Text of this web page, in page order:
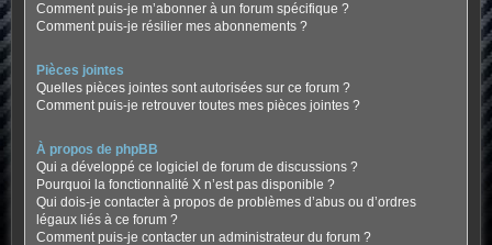
Comment puis-je m’abonner à un forum spécifique ?
Comment puis-je résilier mes abonnements ?
Pièces jointes
Quelles pièces jointes sont autorisées sur ce forum ?
Comment puis-je retrouver toutes mes pièces jointes ?
À propos de phpBB
Qui a développé ce logiciel de forum de discussions ?
Pourquoi la fonctionnalité X n’est pas disponible ?
Qui dois-je contacter à propos de problèmes d’abus ou d’ordres
légaux liés à ce forum ?
Comment puis-je contacter un administrateur du forum ?